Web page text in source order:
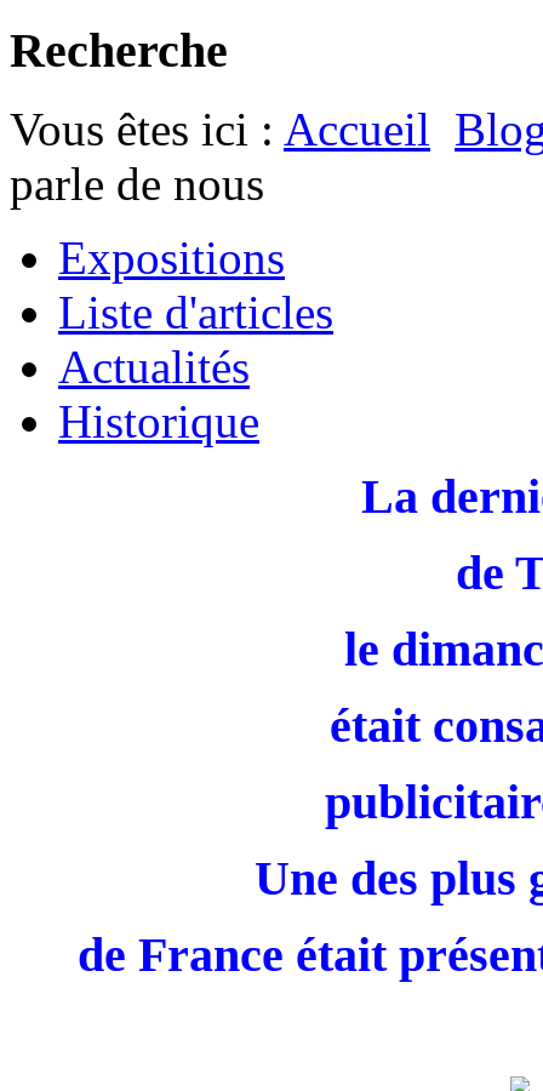
Recherche
Vous êtes ici : Accueil
parle de nous
Expositions
Liste d'articles
Actualités
Historique
La
de
le
était
Une des plus
de France était